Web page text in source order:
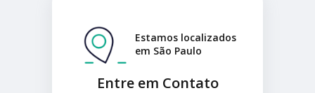
Entre em Contato
Estamos localizados
em São Paulo